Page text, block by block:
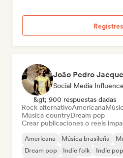
João Pedro
Social Media
&gt; 900 respuestas dadas
Rock alternativoAmericana
Música countryDream pop
Crear publicaciones o reels
Americana Música brasileña
Dream pop
Indie folk Indie pop